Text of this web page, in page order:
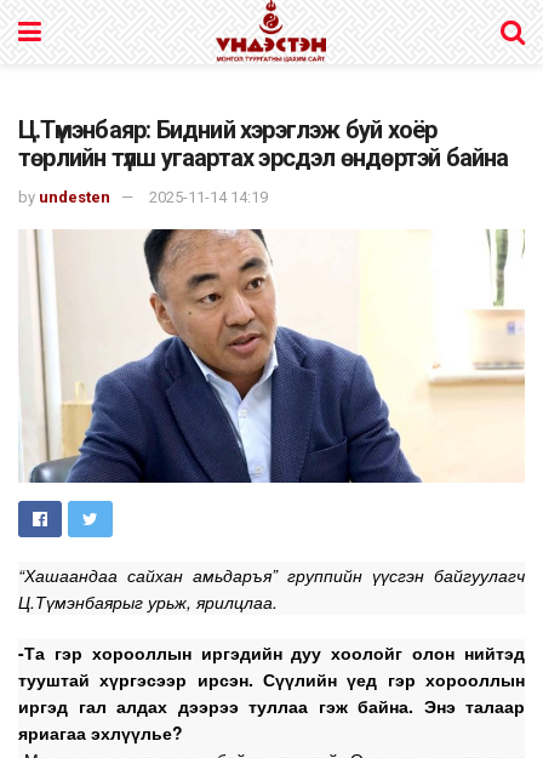
Ц.Түмэнбаяр: Бидний хэрэглэж буй хоёр
төрлийн түлш угаартах эрсдэл өндөртэй байна
by undesten 2025-11-14 14:19
“Хашаандаа сайхан амьдаръя” группийн үүсгэн байгуулагч
Ц.Түмэнбаярыг урьж, ярилцлаа.
-Та гэр хорооллын иргэдийн дуу хоолойг олон нийтэд
тууштай хүргэсээр ирсэн. Сүүлийн үед гэр хорооллын
иргэд гал алдах дээрээ туллаа гэж байна. Энэ талаар
яриагаа эхлүүлье?